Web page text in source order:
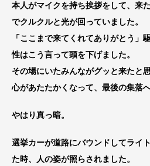
本人がマイクを持ち挨拶をして、来
でクルクルと光が回っていました。
「ここまで来てくれてありがとう」
性はこう言って頭を下げました。
その場にいたみんながグッと来たと思
心があたたかくなって、最後の集落
やはり真っ暗。
選挙カーが道路にバウンドしてライ
た時、人の姿が照らされました。